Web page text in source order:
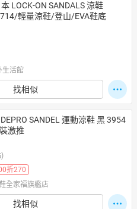
本 LOCK-ON SANDALS 涼鞋
輕量涼鞋/登山/EVA鞋底
生活館
找相似
SANDEL 運動涼鞋 黑 3954
激推
)
折270
全家福旗艦店
找相似